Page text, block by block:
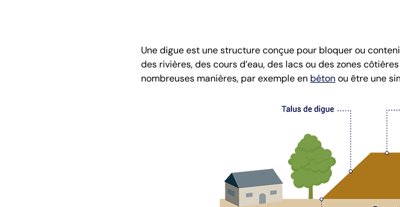
Une digue est une structure conçue pour bloquer ou
des rivières, des cours d’eau, des lacs ou des zones
nombreuses manières, par exemple en bétonou être une